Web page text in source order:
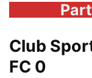
Club
FC 0